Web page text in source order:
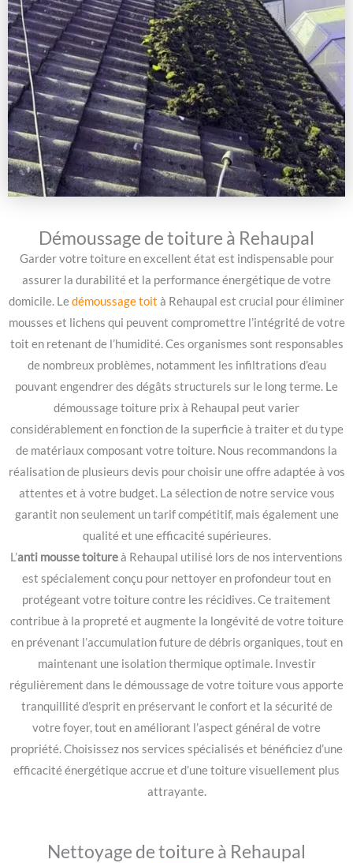
Démoussage de toiture à Rehaupal
Garder votre toiture en excellent état est indispensable pour
assurer la durabilité et la performance énergétique de votre
domicile. Ledémoussage toit à Rehaupal est crucial pour éliminer
mousses et lichens qui peuvent compromettre l’intégrité de votre
toit en retenant de l’humidité. Ces organismes sont responsables
de nombreux problèmes, notamment les infiltrations d’eau
pouvant engendrer des dégâts structurels sur le long terme. Le
démoussage toiture prix à Rehaupal peut varier
considérablement en fonction de la superficie à traiter et du type
de matériaux composant votre toiture. Nous recommandons la
réalisation de plusieurs devis pour choisir une offre adaptée à vos
attentes et à votre budget. La sélection de notre service vous
garantit non seulement un tarif compétitif, mais également une
qualité et une efficacité supérieures.
L’anti mousse toitureà Rehaupal utilisé lors de nos interventions
est spécialement conçu pour nettoyer en profondeur tout en
protégeant votre toiture contre les récidives. Ce traitement
contribue à la propreté et augmente la longévité de votre toiture
en prévenant l’accumulation future de débris organiques, tout en
maintenant une isolation thermique optimale. Investir
régulièrement dans le démoussage de votre toiture vous apporte
tranquillité d’esprit en préservant le confort et la sécurité de
votre foyer, tout en améliorant l’aspect général de votre
propriété. Choisissez nos services spécialisés et bénéficiez d’une
efficacité énergétique accrue et d’une toiture visuellement plus
attrayante.
Nettoyage de toiture à Rehaupal